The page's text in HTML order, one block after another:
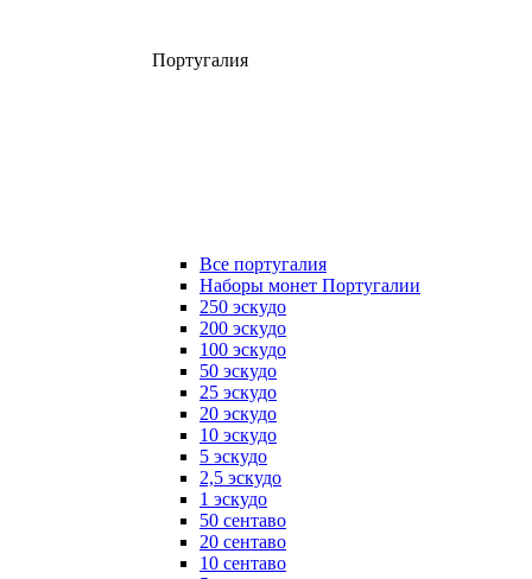
Португалия
Все португалия
Наборы монет Португалии
250 эскудо
200 эскудо
100 эскудо
50 эскудо
25 эскудо
20 эскудо
10 эскудо
5 эскудо
2,5 эскудо
1 эскудо
50 сентаво
20 сентаво
10 сентаво